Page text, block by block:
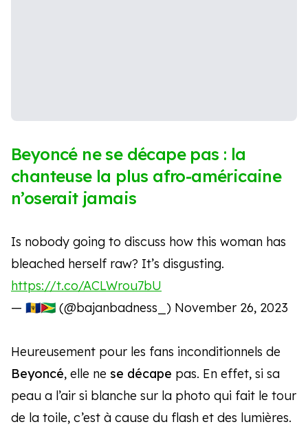
Beyoncé ne se décape pas : la
chanteuse la plus afro-américaine
n’oserait jamais
Is nobody going to discuss how this woman has
bleached herself raw? It’s disgusting.
https://t.co/ACLWrou7bU
— 🇧🇧🇬🇾 (@bajanbadness_) November 26, 2023
Heureusement pour les fans inconditionnels de
Beyoncé, elle ne se décape pas. En effet, si sa
peau a l’air si blanche sur la photo qui fait le tour
de la toile, c’est à cause du flash et des lumières.